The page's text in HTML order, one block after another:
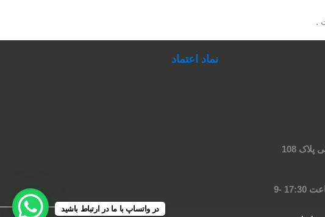
.
108
-9
نماد اعتماد
در واتساپ با ما در ارتباط باشید